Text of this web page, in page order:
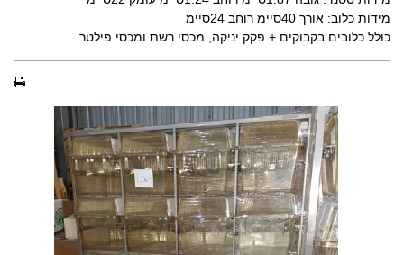
מידות כלוב: אורך 40סיימ רוחב 24סיימ
כולל כלובים בקבוקים + פקק יניקה, מכסי רשת ומכסי פילטר